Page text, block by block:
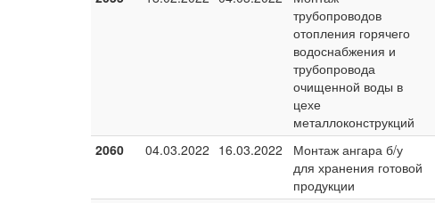
трубопроводов
отопления горячего
водоснабжения и
трубопровода
очищенной воды в
цехе
металлоконструкций
2060 04.03.2022 16.03.2022
Монтаж ангара б/у
для хранения готовой
продукции